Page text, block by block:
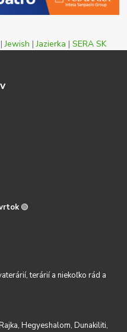
|Jewish |Jazierka | SERA SK
🟢
terárií a niekoľko rád a
Hegyeshalom, Dunakiliti,